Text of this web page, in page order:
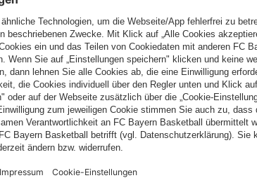
Abteilungs-übergreifend zusammengestellt,
Kampfgeist gemeinsam mit den Spielern der
im Team der Schach Brains.
der Fußball-fremden Abteilungen mit dem
etwas ungelenk wirkte, bleibt dennoch
von unseren Schiedsrichtern) sowie den
im Tor sowie Torsten Stoll als nimmermüdem
Remis. Das 7-Meter-Schießen mußte